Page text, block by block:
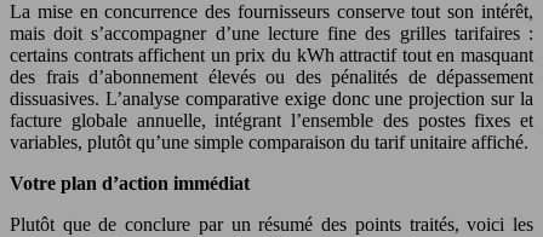
La mise en concurrence des fournisseurs conserve tout son intérêt,
mais doit s’accompagner d’une lecture fine des grilles tarifaires :
certains contrats affichent un prix du kWh attractif tout en masquant
des frais d’abonnement élevés ou des pénalités de dépassement
dissuasives. L’analyse comparative exige donc une projection sur la
facture globale annuelle, intégrant l’ensemble des postes fixes et
variables, plutôt qu’une simple comparaison du tarif unitaire affiché.
Votre plan d’action immédiat
Plutôt que de conclure par un résumé des points traités, voici les